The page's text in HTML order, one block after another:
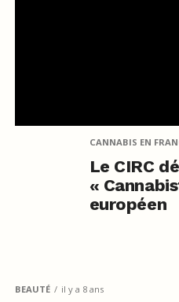
CANNABIS EN
Le CIRC
«
européen
BEAUTÉ il y a 8 ans